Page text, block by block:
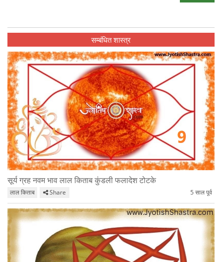
सम्बंधित शास्त्र
सूर्य ग्रह नवम भाव लाल किताब कुंडली फलादेश टोटके
लाल किताब Share 5 साल पूर्व